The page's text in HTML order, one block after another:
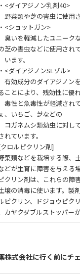
<ダイアジノン乳剤40>
菜類や芝の害虫に使用さ
<ショットガン>
いを軽減したユニーク
芝の害虫などに使用され
ます。
<ダイアジノンSLゾル>
効成分のダイアジノン
ことにより、残効性に優れ
性と魚毒性が軽減され
、いちご、芝などの
ガネムシ類幼虫に対し
れています。
ロルピクリン剤]
菜類などを栽培する際、
どが生育に障害を与える
クリン剤は、これらの障
壌の消毒に使います。製
ピクリン、ドジョウピク
カヤクダブルストッパーが
株式会社に行く前にチ